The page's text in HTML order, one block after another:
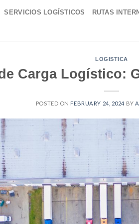
SERVICIOS LOGÍSTICOS RUTAS
LOGISTICA
Carga Logístico:
POSTED ON FEBRUARY 24, 2024 BY